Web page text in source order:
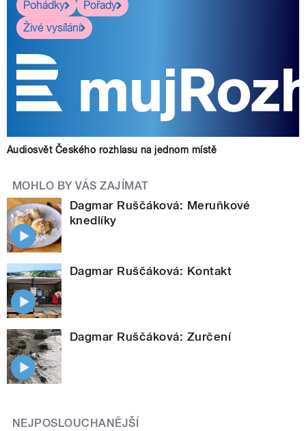
Pohádky
Pořady
Živé vysílání
Audiosvět Českého rozhlasu na jednom místě
MOHLO BY VÁS ZAJÍMAT
Dagmar Ruščáková: Meruňkové
knedlíky
Dagmar Ruščáková: Kontakt
Dagmar Ruščáková: Zurčení
NEJPOSLOUCHANĚJŠÍ